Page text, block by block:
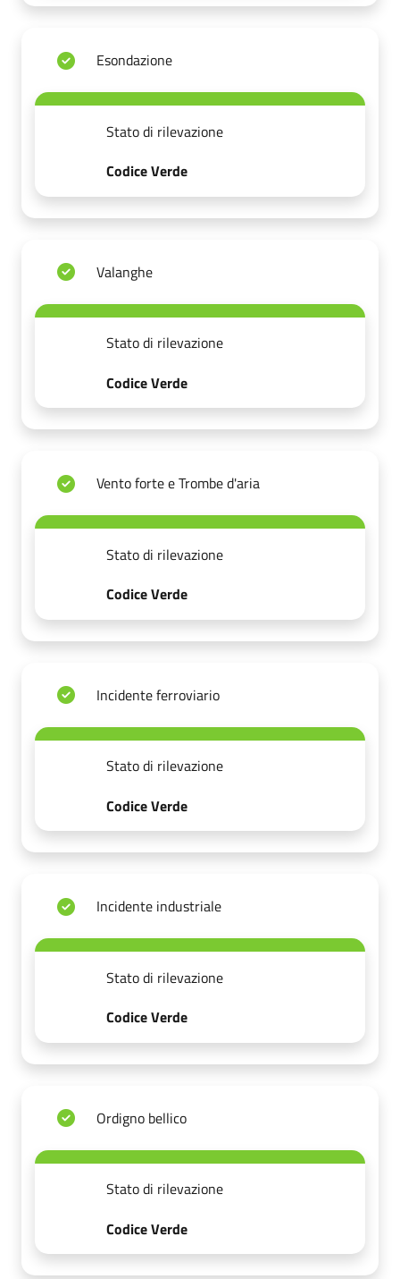
Esondazione
Stato di rilevazione
Codice Verde
Valanghe
Stato di rilevazione
Codice Verde
Vento forte e Trombe d'aria
Stato di rilevazione
Codice Verde
Incidente ferroviario
Stato di rilevazione
Codice Verde
Incidente industriale
Stato di rilevazione
Codice Verde
Ordigno bellico
Stato di rilevazione
Codice Verde